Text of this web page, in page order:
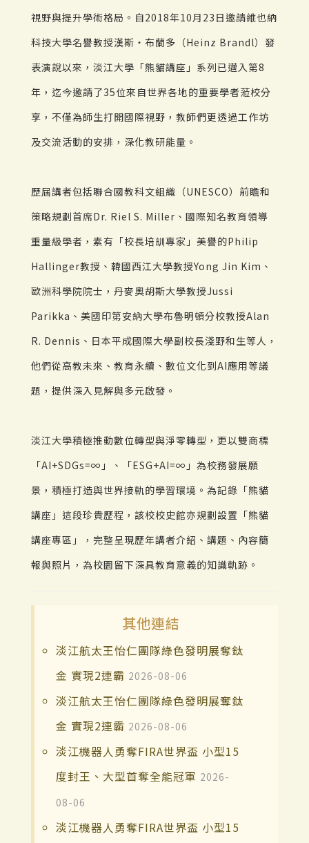
視野與提升學術格局。自2018年10月23日邀請維也納
科技大學名譽教授漢斯・布蘭多（Heinz Brandl）發
表演說以來，淡江大學「熊貓講座」系列已邁入第8
年，迄今邀請了35位來自世界各地的重要學者蒞校分
享，不僅為師生打開國際視野，教師們更透過工作坊
及交流活動的安排，深化教研能量。
歷屆講者包括聯合國教科文組織（UNESCO）前瞻和
策略規劃首席Dr. Riel S. Miller、國際知名教育領導
重量級學者，素有「校長培訓專家」美譽的Philip
Hallinger教授、韓國西江大學教授Yong Jin Kim、
歐洲科學院院士，丹麥奧胡斯大學教授Jussi
Parikka、美國印第安納大學布魯明頓分校教授Alan
R. Dennis、日本平成國際大學副校長淺野和生等人，
他們從高教未來、教育永續、數位文化到AI應用等議
題，提供深入見解與多元啟發。
淡江大學積極推動數位轉型與淨零轉型，更以雙商標
「AI+SDGs=∞」、「ESG+AI=∞」為校務發展願
景，積極打造與世界接軌的學習環境。為記錄「熊貓
講座」這段珍貴歷程，該校校史館亦規劃設置「熊貓
講座專區」，完整呈現歷年講者介紹、講題、內容簡
報與照片，為校園留下深具教育意義的知識軌跡。
其他連結
淡江航太王怡仁團隊綠色發明展奪鈦
金 實現2連霸 2026-08-06
淡江航太王怡仁團隊綠色發明展奪鈦
金 實現2連霸 2026-08-06
淡江機器人勇奪FIRA世界盃 小型15
度封王、大型首奪全能冠軍 2026-
08-06
淡江機器人勇奪FIRA世界盃 小型15